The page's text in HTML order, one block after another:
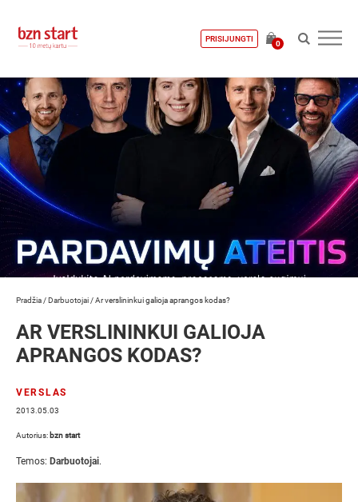
PRISIJUNGTI
0
Pradžia /Darbuotojai /Ar verslininkui galioja aprangos kodas?
AR VERSLININKUI GALIOJA
APRANGOS KODAS?
VERSLAS
2013.05.03
Autorius: bzn start
Temos: Darbuotojai.